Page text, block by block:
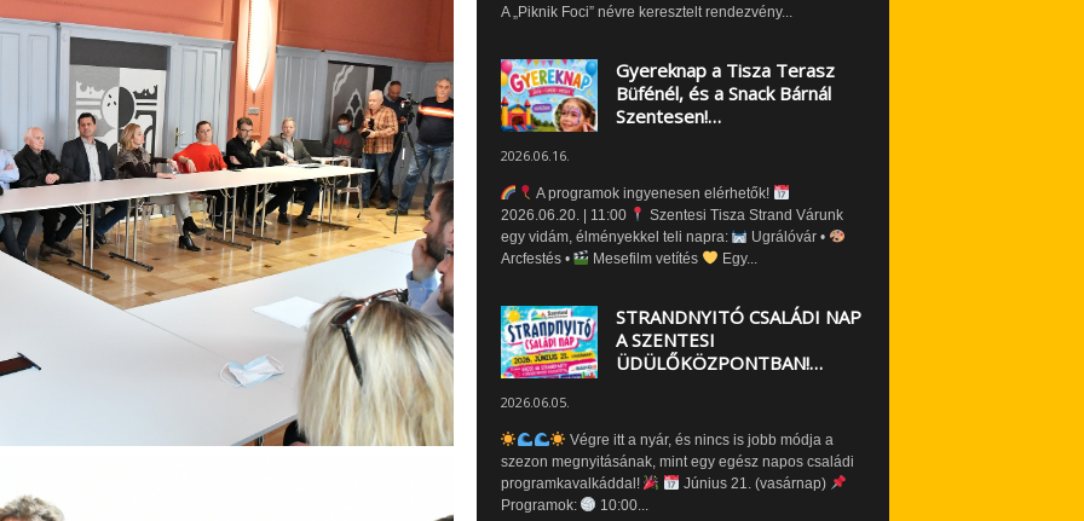
A „Piknik Foci” névre keresztelt rendezvény...
Gyereknap a Tisza Terasz
Büfénél, és a Snack Bárnál
Szentesen!…
2026.06.16.
A programok ingyenesen elérhetők!
2026.06.20. | 11:00
Szentesi Tisza Strand Várunk
egy vidám, élményekkel teli napra:
Ugrálóvár •
Arcfestés •
Mesefilm vetítés Egy...
STRANDNYITÓ CSALÁDI NAP
A SZENTESI
ÜDÜLŐKÖZPONTBAN!…
2026.06.05.
Végre itt a nyár, és nincs is jobb módja a
szezon megnyitásának, mint egy egész napos családi
programkavalkáddal!
Június 21. (vasárnap)
Programok:
10:00...